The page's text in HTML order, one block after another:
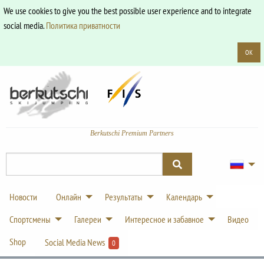
We use cookies to give you the best possible user experience and to integrate
social media.Политика приватности
OK
Berkutschi Premium Partners
Новости Онлайн Результаты
Календарь
Спортсмены
Галереи Интересное и забавное
Видео
Shop
Social Media News 0